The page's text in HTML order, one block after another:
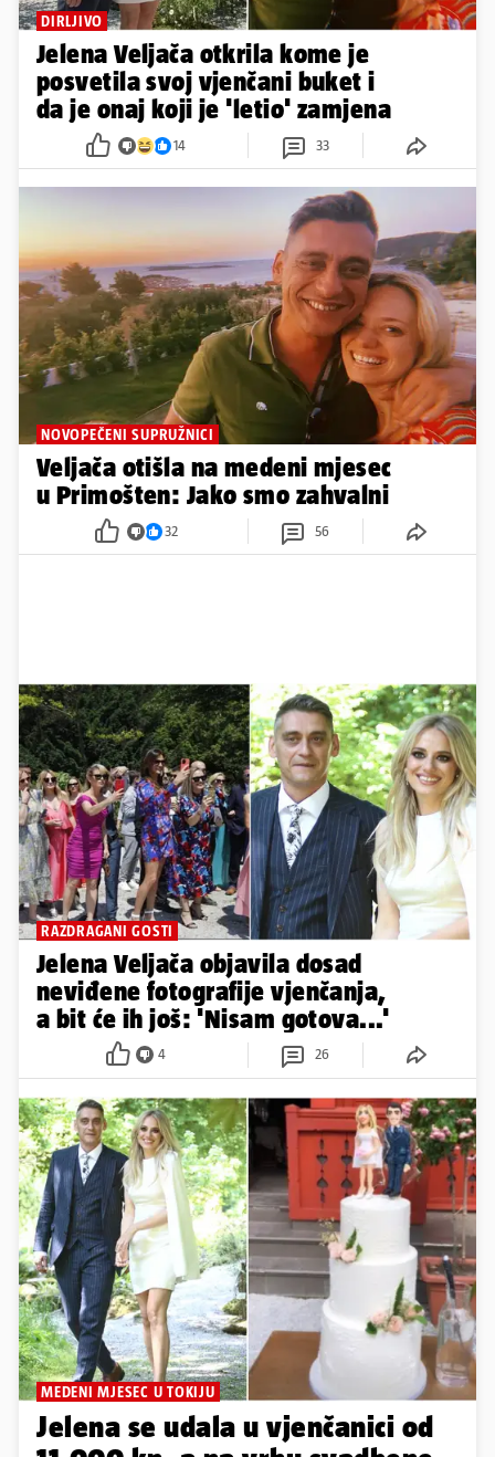
DIRLJIVO
Jelena Veljača otkrila kome je
posvetila svoj vjenčani buket i
da je onaj koji je 'letio' zamjena
14 33
NOVOPEČENI SUPRUŽNICI
Veljača otišla na medeni mjesec
u Primošten: Jako smo zahvalni
32 56
RAZDRAGANI GOSTI
Jelena Veljača objavila dosad
neviđene fotografije vjenčanja,
a bit će ih još: 'Nisam gotova...'
4 26
MEDENI MJESEC U TOKIJU
Jelena se udala u vjenčanici od